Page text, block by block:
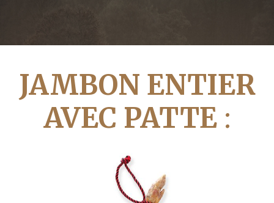
JAMBON ENTIER
AVEC PATTE :